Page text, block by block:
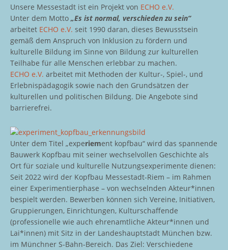
Unsere Messestadt ist ein Projekt von ECHO e.V.
Unter dem Motto „Es ist normal, verschieden zu sein“
arbeitet ECHO e.V. seit 1990 daran, dieses Bewusstsein
gemäß dem Anspruch von Inklusion zu fördern und
kulturelle Bildung im Sinne von Bildung zur kulturellen
Teilhabe für alle Menschen erlebbar zu machen.
ECHO e.V. arbeitet mit Methoden der Kultur-, Spiel-, und
Erlebnispädagogik sowie nach den Grundsätzen der
kulturellen und politischen Bildung. Die Angebote sind
barrierefrei.
Unter dem Titel „experiement kopfbau“ wird das spannende
Bauwerk Kopfbau mit seiner wechselvollen Geschichte als
Ort für soziale und kulturelle Nutzungsexperimente dienen:
Seit 2022 wird der Kopfbau Messestadt-Riem – im Rahmen
einer Experimentierphase – von wechselnden Akteur*innen
bespielt werden. Bewerben können sich Vereine, Initiativen,
Gruppierungen, Einrichtungen, Kulturschaffende
(professionelle wie auch ehrenamtliche Akteur*innen und
Lai*innen) mit Sitz in der Landeshauptstadt München bzw.
im Münchner S-Bahn-Bereich. Das Ziel: Verschiedene